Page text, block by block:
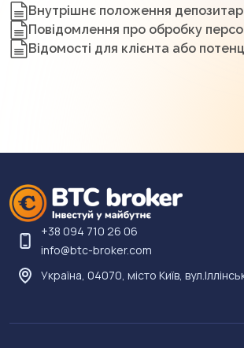
Внутрішнє положення
Повідомлення про обробку
Відомості для клієнта або
+38 094 710 26 06
info@btc-broker.com
Україна, 04070, місто Київ,